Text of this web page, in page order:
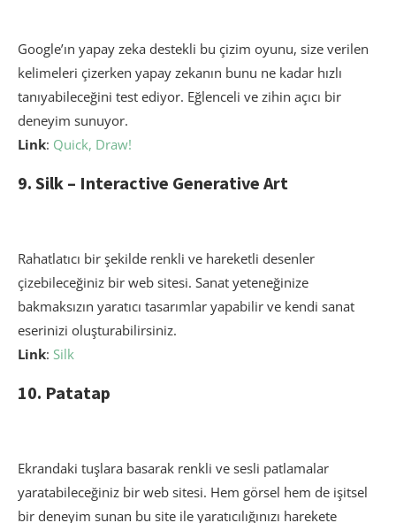
Google’ın yapay zeka destekli bu çizim oyunu, size verilen
kelimeleri çizerken yapay zekanın bunu ne kadar hızlı
tanıyabileceğini test ediyor. Eğlenceli ve zihin açıcı bir
deneyim sunuyor.
Link: Quick, Draw!
9. Silk – Interactive Generative Art
Rahatlatıcı bir şekilde renkli ve hareketli desenler
çizebileceğiniz bir web sitesi. Sanat yeteneğinize
bakmaksızın yaratıcı tasarımlar yapabilir ve kendi sanat
eserinizi oluşturabilirsiniz.
Link: Silk
10. Patatap
Ekrandaki tuşlara basarak renkli ve sesli patlamalar
yaratabileceğiniz bir web sitesi. Hem görsel hem de işitsel
bir deneyim sunan bu site ile yaratıcılığınızı harekete